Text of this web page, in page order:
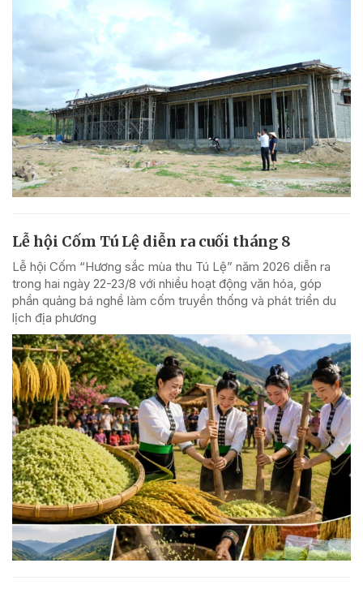
Lễ hội Cốm Tú Lệ diễn ra cuối tháng 8
Lễ hội Cốm “Hương sắc mùa thu Tú Lệ” năm 2026 diễn ra
trong hai ngày 22-23/8 với nhiều hoạt động văn hóa, góp
phần quảng bá nghề làm cốm truyền thống và phát triển du
lịch địa phương